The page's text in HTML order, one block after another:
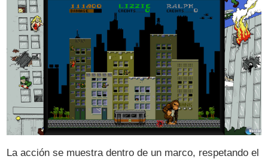
La acción se muestra dentro de un marco, respetando el